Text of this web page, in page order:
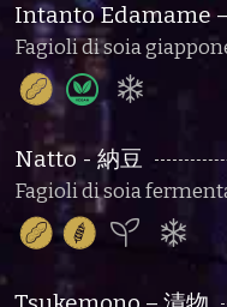
Intanto Edamame
Fagioli di soia
Natto - 納豆
Fagioli di soia